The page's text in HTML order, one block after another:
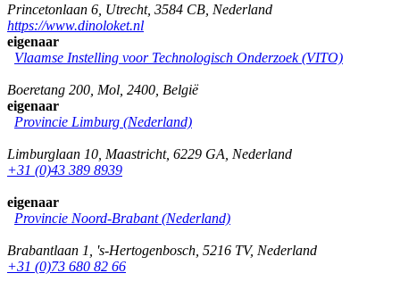
Princetonlaan 6 Utrecht, 3584 CB Nederland
https://www.dinoloket.nl
eigenaar
Vlaamse Instelling voor Technologisch Onderzoek (VITO)
Boeretang 200 Mol 2400 België
eigenaar
Provincie Limburg (Nederland)
Limburglaan 10 Maastricht, 6229 GA Nederland
+31 (0)43 389 8939
eigenaar
Provincie Noord-Brabant (Nederland)
Brabantlaan 1 's-Hertogenbosch 5216 TV, Nederland
+31 (0)73 680 82 66